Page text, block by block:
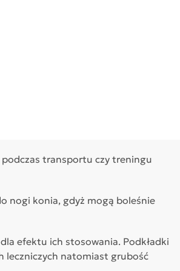
podczas transportu czy treningu
nogi konia, gdyż mogą boleśnie
efektu ich stosowania. Podkładki
leczniczych natomiast grubość